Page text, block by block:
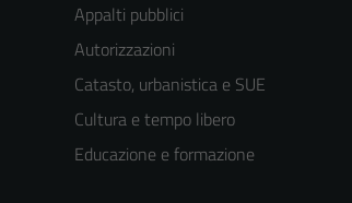
Appalti pubblici
Autorizzazioni
Catasto, urbanistica e SUE
Cultura e tempo libero
Educazione e formazione